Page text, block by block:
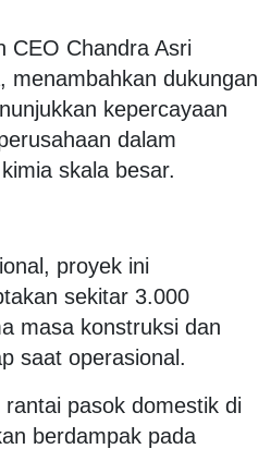
CEO Chandra Asri
menambahkan dukungan
kepercayaan
dalam
skala besar.
proyek ini
sekitar 3.000
masa konstruksi dan
saat operasional.
pasok domestik di
berdampak pada